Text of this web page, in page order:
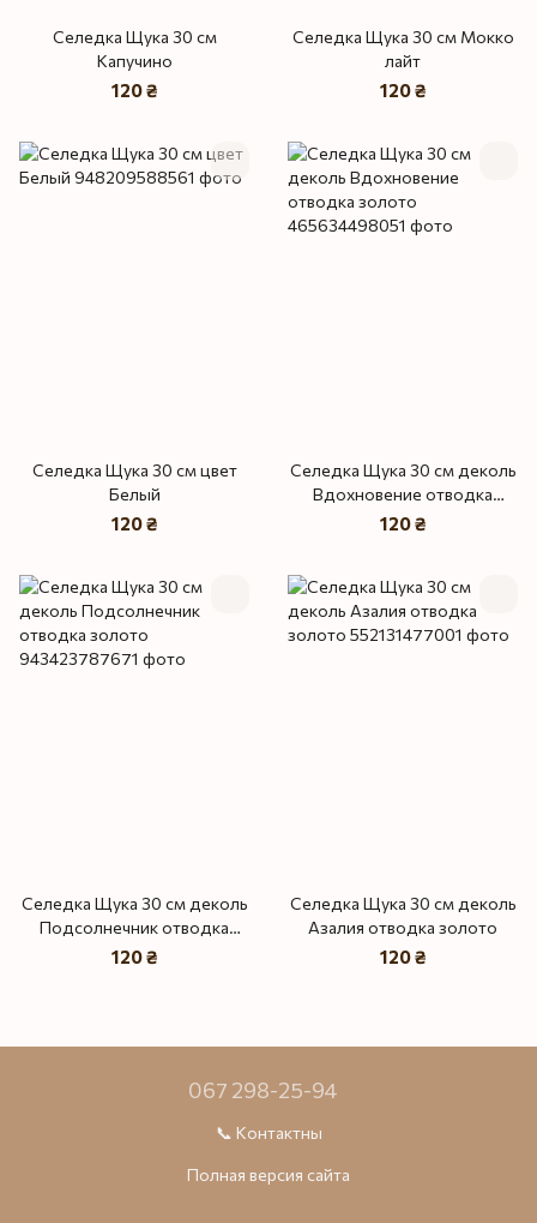
Селедка Щука 30 см
Капучино
120 ₴
Селедка Щука 30 см Мокко
лайт
120 ₴
Селедка Щука 30 см цвет
Белый
120 ₴
Селедка Щука 30 см деколь
Вдохновение отводка
золото
120 ₴
Селедка Щука 30 см деколь
Подсолнечник отводка
золото
120 ₴
Селедка Щука 30 см деколь
Азалия отводка золото
120 ₴
067 298-25-94
📞 Контактны
Полная версия сайта